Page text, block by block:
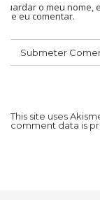
Guardar o meu
que eu comentar.
This site uses
comment data is